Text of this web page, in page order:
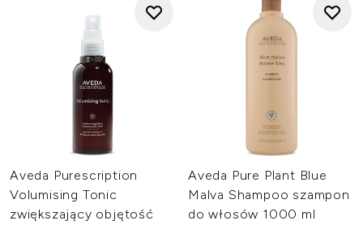
Aveda Purescription
Volumising Tonic
zwiększający objętość
Aveda Pure Plant Blue
Malva Shampoo szampon
do włosów 1000 ml